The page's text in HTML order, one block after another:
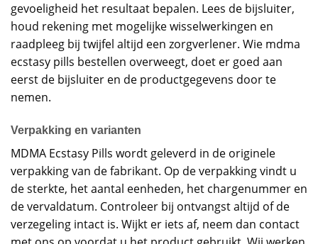
gevoeligheid het resultaat bepalen. Lees de bijsluiter,
houd rekening met mogelijke wisselwerkingen en
raadpleeg bij twijfel altijd een zorgverlener. Wie mdma
ecstasy pills bestellen overweegt, doet er goed aan
eerst de bijsluiter en de productgegevens door te
nemen.
Verpakking en varianten
MDMA Ecstasy Pills wordt geleverd in de originele
verpakking van de fabrikant. Op de verpakking vindt u
de sterkte, het aantal eenheden, het chargenummer en
de vervaldatum. Controleer bij ontvangst altijd of de
verzegeling intact is. Wijkt er iets af, neem dan contact